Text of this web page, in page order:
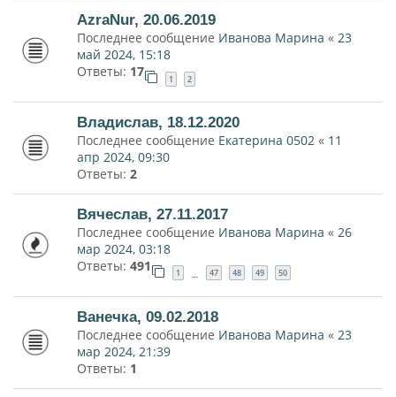
AzraNur, 20.06.2019
Последнее сообщение Иванова Марина « 23
май 2024, 15:18
Ответы: 17 1 2
Владислав, 18.12.2020
Последнее сообщение Екатерина 0502 « 11
апр 2024, 09:30
Ответы: 2
Вячеслав, 27.11.2017
Последнее сообщение Иванова Марина « 26
мар 2024, 03:18
Ответы: 491 1 … 47 48 49 50
Ванечка, 09.02.2018
Последнее сообщение Иванова Марина « 23
мар 2024, 21:39
Ответы: 1